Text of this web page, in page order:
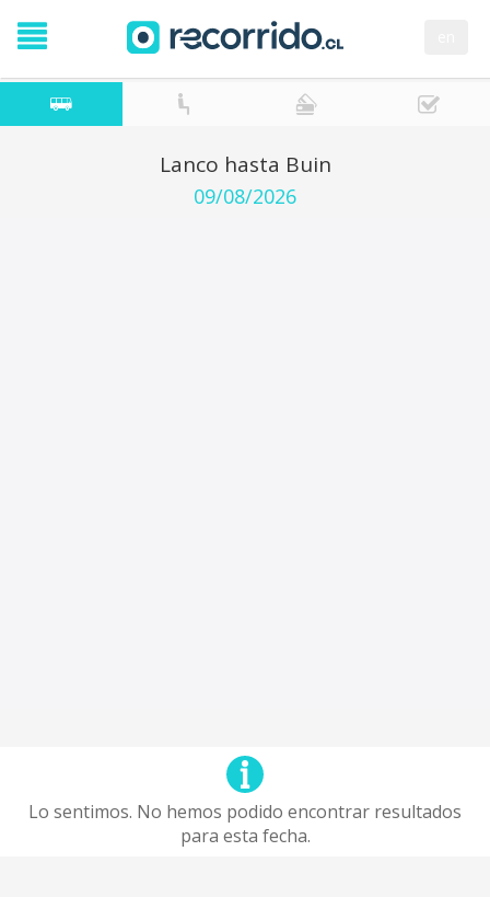
Lanco hasta Buin
09/08/2026
Lo sentimos. No hemos podido encontrar resultados
para esta fecha.